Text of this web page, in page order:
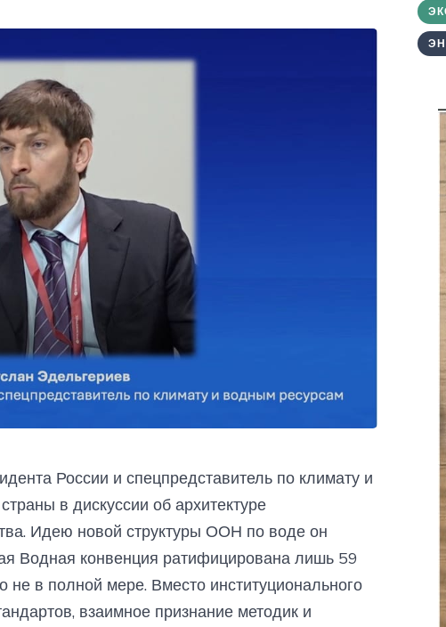
России и спецпредставитель по климату и
в дискуссии об архитектуре
Идею новой структуры ООН по воде он
Водная конвенция ратифицирована лишь 59
не в полной мере. Вместо институционального
взаимное признание методик и